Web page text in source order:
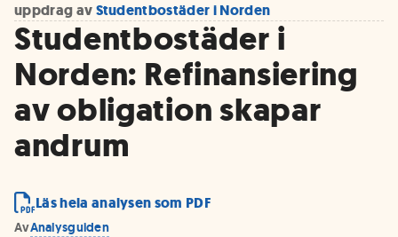
uppdrag avStudentbostäder i Norden
Studentbostäder i
Norden: Refinansiering
av obligation skapar
andrum
Läs hela analysen som PDF
AvAnalysguiden